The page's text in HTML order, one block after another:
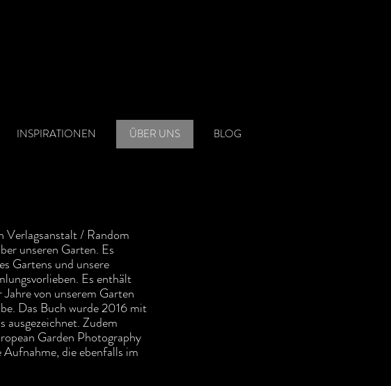
INSPIRATIONEN ÜBER UNS BLOG
Verlagsanstalt / Random
unseren Garten. Es
Gartens und unsere
Es enthält
von unserem Garten
Das Buch wurde 2016 mit
ausgezeichnet. Zudem
Garden Photography
die ebenfalls im